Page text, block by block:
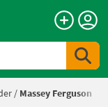
/ Massey Ferguson